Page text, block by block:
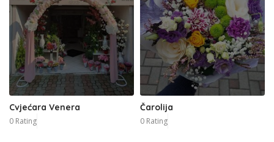
Cvjećara Venera
0 Rating
Čarolija
0 Rating